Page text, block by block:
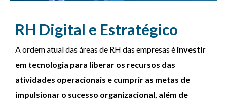
RH Digital e Estratégico
A ordem atual das áreas de RH das empresas é investir
em tecnologia para liberar os recursos das
atividades operacionais e cumprir as metas de
impulsionar o sucesso organizacional, além de